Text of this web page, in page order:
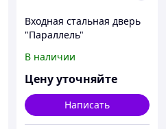
Входная стальная дверь
"Параллель"
В наличии
Цену уточняйте
Написать